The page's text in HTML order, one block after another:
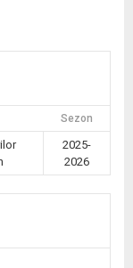
Sezon
2025-
2026